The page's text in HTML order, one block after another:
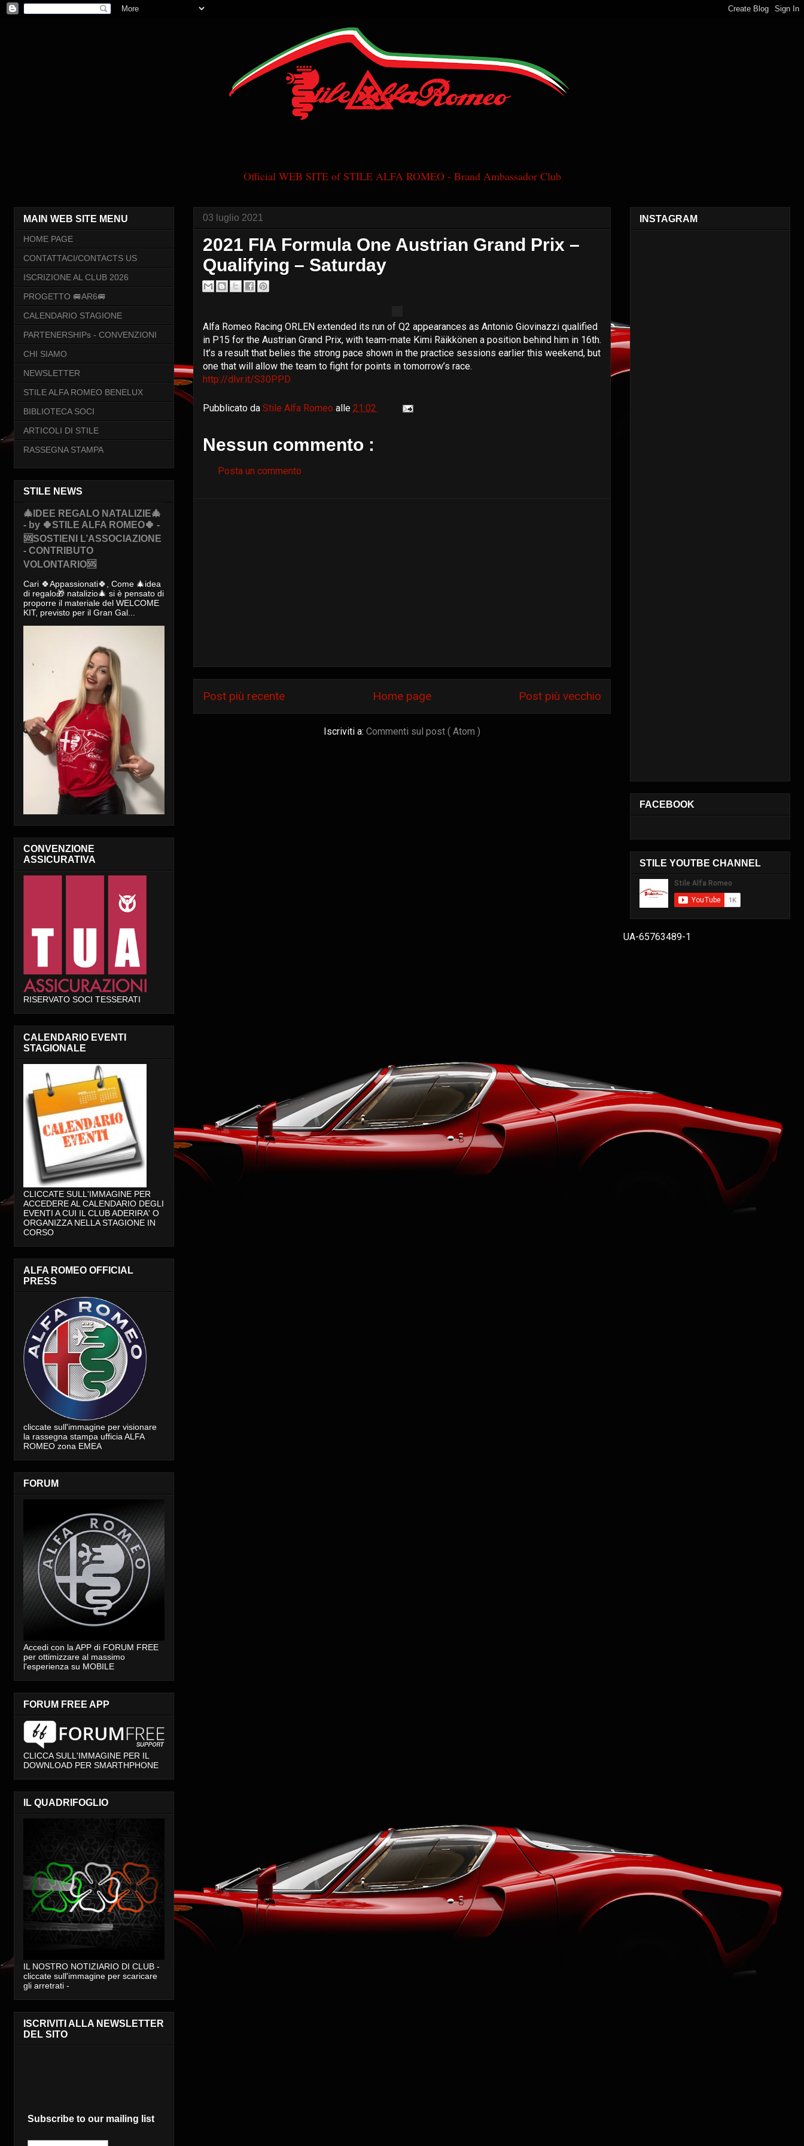
Official WEB SITE of STILE ALFA ROMEO - Brand Ambassador Club
03 luglio 2021
2021 FIA Formula One Austrian Grand Prix –
Qualifying – Saturday
Alfa Romeo Racing ORLEN extended its run of Q2 appearances as Antonio Giovinazzi qualified
in P15 for the Austrian Grand Prix, with team-mate Kimi Räikkönen a position behind him in 16th.
It’s a result that belies the strong pace shown in the practice sessions earlier this weekend, but
one that will allow the team to fight for points in tomorrow’s race.
http://dlvr.it/S30PPD
Pubblicato da Stile Alfa Romeo alle 21:02
Nessun commento :
Posta un commento
Post più recente Post più vecchio
Home page
Iscriviti a: Commenti sul post ( Atom )
MAIN WEB SITE MENU
HOME PAGE
CONTATTACI/CONTACTS US
ISCRIZIONE AL CLUB 2026
PROGETTO 🚐AR6🚐
CALENDARIO STAGIONE
PARTENERSHIPs - CONVENZIONI
CHI SIAMO
NEWSLETTER
STILE ALFA ROMEO BENELUX
BIBLIOTECA SOCI
ARTICOLI DI STILE
RASSEGNA STAMPA
STILE NEWS
🎄IDEE REGALO NATALIZIE🎄
- by 🍀STILE ALFA ROMEO🍀 -
🆘SOSTIENI L’ASSOCIAZIONE
- CONTRIBUTO
VOLONTARIO🆘
Cari 🍀Appassionati🍀, Come 🎄idea
di regalo🎁 natalizio🎄 si è pensato di
proporre il materiale del WELCOME
KIT, previsto per il Gran Gal...
CONVENZIONE
ASSICURATIVA
RISERVATO SOCI TESSERATI
CALENDARIO EVENTI
STAGIONALE
CLICCATE SULL'IMMAGINE PER
ACCEDERE AL CALENDARIO DEGLI
EVENTI A CUI IL CLUB ADERIRA' O
ORGANIZZA NELLA STAGIONE IN
CORSO
ALFA ROMEO OFFICIAL
PRESS
cliccate sull'immagine per visionare
la rassegna stampa ufficia ALFA
ROMEO zona EMEA
FORUM
Accedi con la APP di FORUM FREE
per ottimizzare al massimo
l'esperienza su MOBILE
FORUM FREE APP
CLICCA SULL'IMMAGINE PER IL
DOWNLOAD PER SMARTHPHONE
IL QUADRIFOGLIO
IL NOSTRO NOTIZIARIO DI CLUB -
cliccate sull'immagine per scaricare
gli arretrati -
ISCRIVITI ALLA NEWSLETTER
DEL SITO
Subscribe to our mailing list
INSTAGRAM
FACEBOOK
STILE YOUTBE CHANNEL
UA-65763489-1